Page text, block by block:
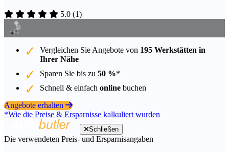
5.0 (1)
Vergleichen Sie Angebote von 195 Werkstätten in
Ihrer Nähe
Sparen Sie bis zu 50 %*
Schnell & einfach online buchen
Angebote erhalten
*Wie die Preise & Ersparnisse kalkuliert wurden
Schließen
Die verwendeten Preis- und Ersparnisangaben